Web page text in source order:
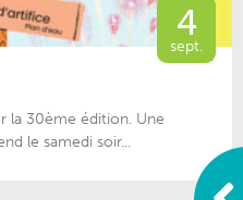
4
sept.
la 30ème édition. Une
le samedi soir...